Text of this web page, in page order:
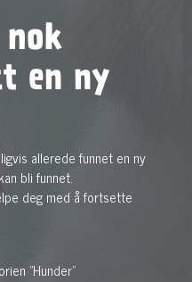
nok
en ny
allerede funnet en ny
bli funnet.
deg med å fortsette
"Hunder"